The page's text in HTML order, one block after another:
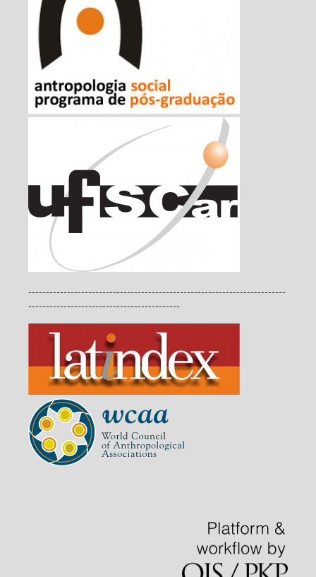
-------------------------------------------------------------------------
-------------------------------------------